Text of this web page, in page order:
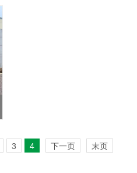
3 4 下一页 末页